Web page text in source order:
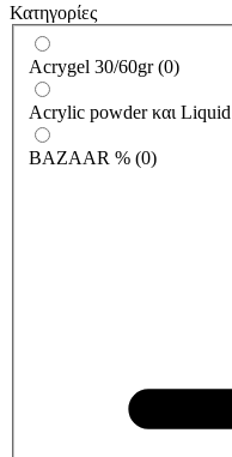
Κατηγορίες
Acrygel 30/60gr (0)
Acrylic powder και Liquid
BAZAAR % (0)